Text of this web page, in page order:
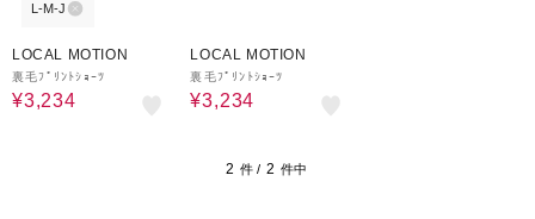
L-M-J
LOCAL MOTION
裏毛ﾌﾟﾘﾝﾄｼｮｰﾂ
¥3,234
LOCAL MOTION
裏毛ﾌﾟﾘﾝﾄｼｮｰﾂ
¥3,234
2 件 / 2 件中